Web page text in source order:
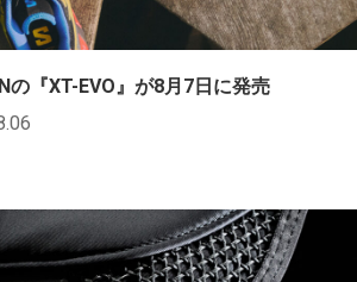
『XT-EVO』が8月7日に発売